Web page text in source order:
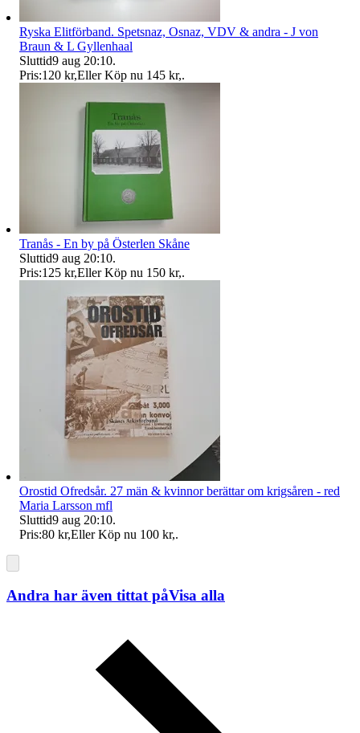
Ryska Elitförband. Spetsnaz, Osnaz, VDV & andra - J von
Braun & L Gyllenhaal
Sluttid9 aug 20:10.
Pris:120 kr,Eller Köp nu 145 kr,.
Tranås - En by på Österlen Skåne
Sluttid9 aug 20:10.
Pris:125 kr,Eller Köp nu 150 kr,.
Orostid Ofredsår. 27 män & kvinnor berättar om krigsåren - red
Maria Larsson mfl
Sluttid9 aug 20:10.
Pris:80 kr,Eller Köp nu 100 kr,.
Andra har även tittat påVisa alla